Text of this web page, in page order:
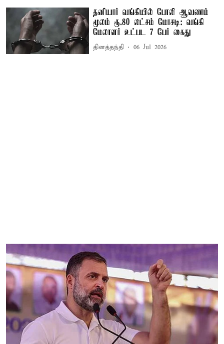
தனியார் வங்கியில் போலி ஆவணம்
மூலம் ரூ.80 லட்சம் மோசடி: வங்கி
மேலாளர் உட்பட 7 பேர் கைது
தினத்தந்தி 06 Jul 2026